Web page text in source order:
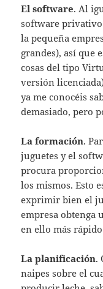
El software. Al
software privativo
la pequeña
grandes), así que
cosas del tipo
versión
ya me conocéis
demasiado, pero
La formación.
juguetes y el
procura
los mismos. Esto
exprimir bien el
empresa obtenga
en ello más
La planificación.
naipes sobre el